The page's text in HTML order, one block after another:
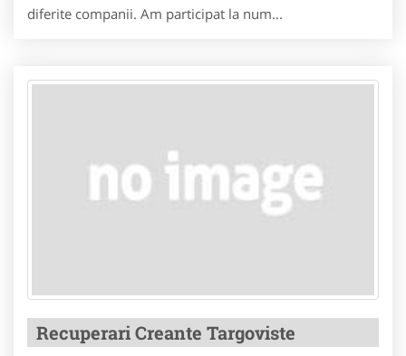
diferite companii. Am participat la num...
Recuperari Creante Targoviste